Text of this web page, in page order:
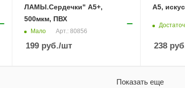
ЛАМЫ.Сердечки" А5+,
500мкм, ПВХ
Мало Арт.: 80856
199руб./шт
А5,
238
Показать еще